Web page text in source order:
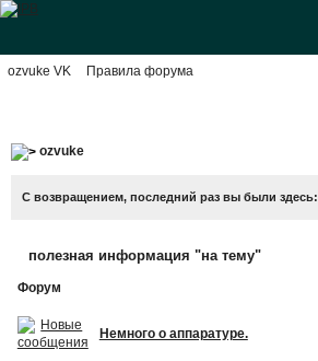
ozvuke VK Правила форума
ozvuke
С возвращением, последний раз вы были здесь:
полезная информация "на тему"
Форум
Немного о аппаратуре.